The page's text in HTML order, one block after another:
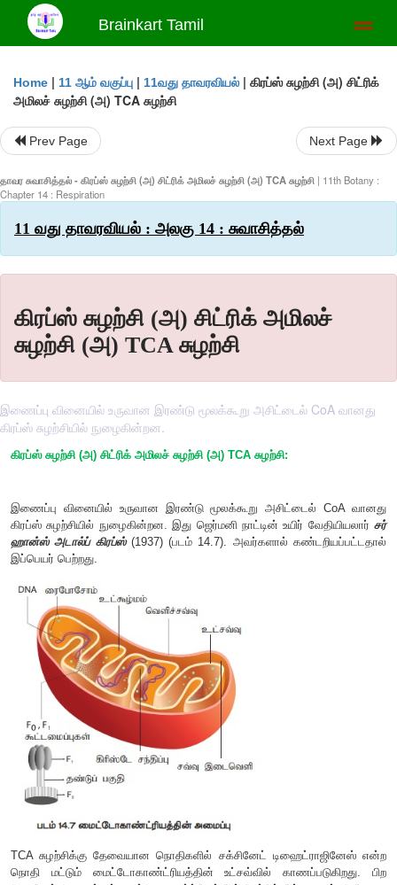
Brainkart Tamil
Home | 11 ஆம் வகுப்பு | 11வது தாவரவியல் | கிரப்ஸ் சுழற்சி (அ) சிட்ரிக்
அமிலச் சுழற்சி (அ) TCA சுழற்சி
Prev Page Next Page
தாவர சுவாசித்தல் - கிரப்ஸ் சுழற்சி (அ) சிட்ரிக் அமிலச் சுழற்சி (அ) TCA சுழற்சி | 11th Botany :
Chapter 14 : Respiration
11 வது தாவரவியல் : அலகு 14 : சுவாசித்தல்
கிரப்ஸ் சுழற்சி (அ) சிட்ரிக் அமிலச்
சுழற்சி (அ) TCA சுழற்சி
இணைப்பு வினையில் உருவான இரண்டு மூலக்கூறு அசிட்டைல் CoA வானது
கிரப்ஸ் சுழற்சியில் நுழைகின்றன.
கிரப்ஸ் சுழற்சி (அ) சிட்ரிக் அமிலச் சுழற்சி (அ) TCA சுழற்சி:
இணைப்பு வினையில் உருவான இரண்டு மூலக்கூறு
கிரப்ஸ் சுழற்சியில் நுழைகின்றன. இது ஜெர்மனி நாட்டின் உயிர்
ஹான்ஸ் அடால்ப் கிரப்ஸ்(1937) (படம் 14.7). அவர்களால்
இப்பெயர் பெற்றது.